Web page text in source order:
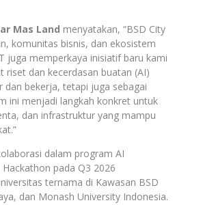
Mas Land menyatakan, “BSD City
komunitas bisnis, dan ekosistem
juga memperkaya inisiatif baru kami
riset dan kecerdasan buatan (AI)
bekerja, tetapi juga sebagai
ini menjadi langkah konkret untuk
dan infrastruktur yang mampu
dalam program AI
pada Q3 2026
ternama di Kawasan BSD
dan Monash University Indonesia.